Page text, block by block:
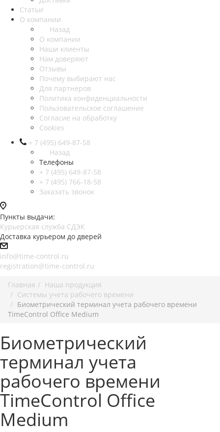
Статьи
О компании
Назад
О компании
Наши клиенты
Нам доверяют
Отзывы
Почему выбирают нас
Для партнеров
Политика конфиденциальности
Пользовательское соглашение
Согласие на обработку
Cookies
+ 7 (495) 649-87-58
Назад
Телефоны
+ 7 (495) 649-87-58
+ 7 (495) 766-18-58
Заказать звонок
Пункты выдачи:
Курьерская служба СДЭК
Доставка курьером до дверей
info@time-control.ru
registration@time-control.ru
Главная
Наша продукция
Cистемы учета рабочего времени
Биометрический терминал учета рабочего времени
TimeControl Office Medium
Биометрический
терминал учета
рабочего времени
TimeControl Office
Medium